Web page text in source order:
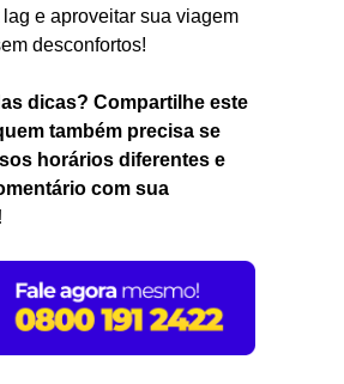
e aproveitar sua viagem
desconfortos!
dicas? Compartilhe este
também precisa se
horários diferentes e
com sua